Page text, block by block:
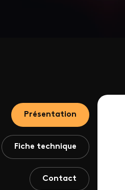
Présentation
Fiche technique
Contact